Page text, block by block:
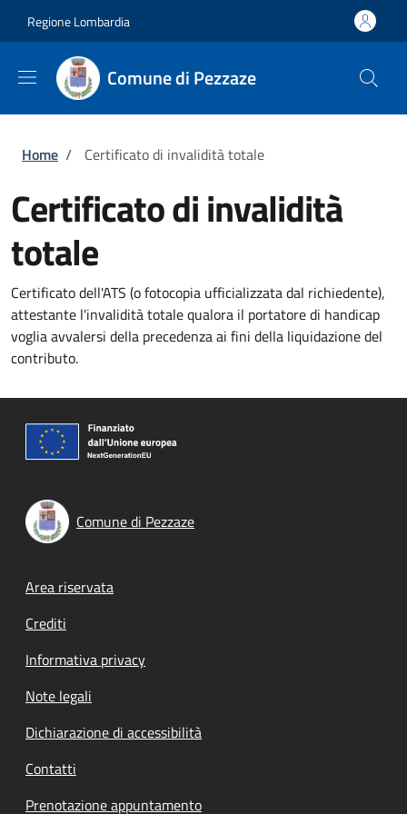
Regione Lombardia
Comune di Pezzaze
Briciole di pane
Home / Certificato di invalidità totale
Certificato di invalidità
totale
Certificato dell'ATS (o fotocopia ufficializzata dal richiedente),
attestante l'invalidità totale qualora il portatore di handicap
voglia avvalersi della precedenza ai fini della liquidazione del
contributo.
Comune di Pezzaze
Footer menu
Area riservata
Crediti
Informativa privacy
Note legali
Dichiarazione di accessibilità
Contatti
Prenotazione appuntamento